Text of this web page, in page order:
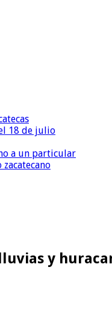
18 de julio
a un particular
y